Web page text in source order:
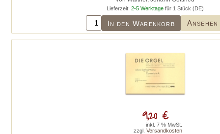
Lieferzeit: 2-5 Werktagefür 1 Stück (DE)
In den Warenkorb Ansehen
9,20 €
inkl. 7 % MwSt.
zzgl. Versandkosten